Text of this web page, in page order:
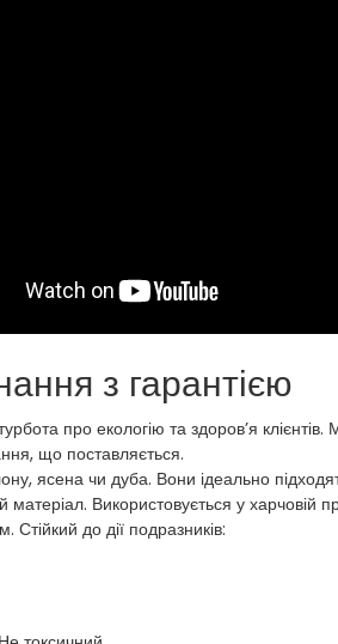
з гарантією
про екологію та здоров’я
що поставляється.
ясена чи дуба. Вони ідеально
матеріал. Використовується у
Стійкий до дії подразників: